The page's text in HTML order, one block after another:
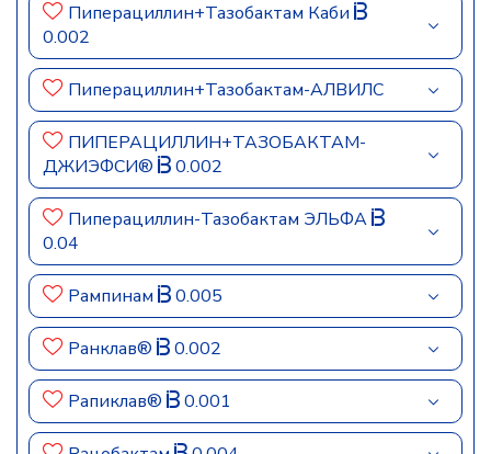
Пиперациллин+Тазобактам Каби
0.002
Пиперациллин+Тазобактам-АЛВИЛС
ПИПЕРАЦИЛЛИН+ТАЗОБАКТАМ-
ДЖИЭФСИ®
0.002
Пиперациллин-Тазобактам ЭЛЬФА
0.04
Рампинам 0.005
Ранклав® 0.002
Рапиклав® 0.001